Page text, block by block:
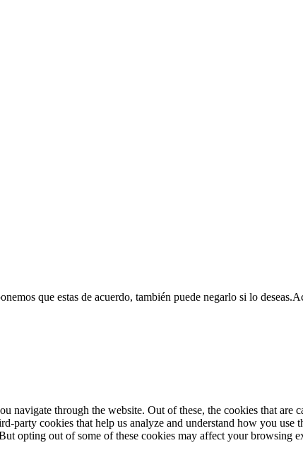
que estas de acuerdo, también puede negarlo si lo deseas.
through the website. Out of these, the cookies that are
party cookies that help us analyze and understand how you
opting out of some of these cookies may affect your browsing